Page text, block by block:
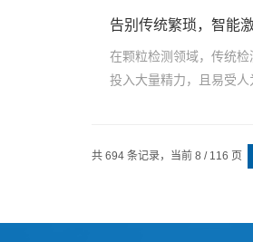
告别传统繁琐，智能
在颗粒检测领域，传统
投入大量精力，且易受
共 694 条记录，当前 8 / 116 页